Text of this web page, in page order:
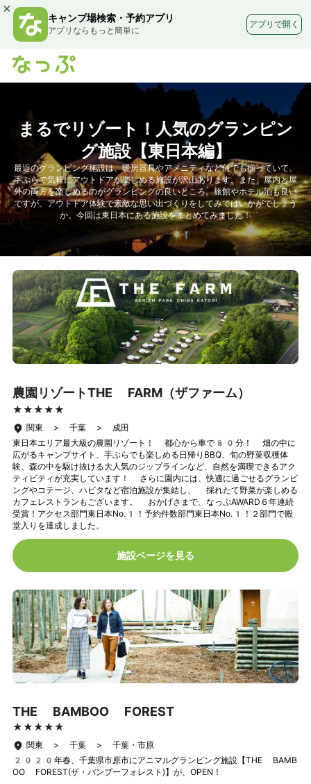
×
キャンプ場検索・予約アプリ
アプリならもっと簡単に
アプリで開く
まるでリゾート！人気のグランピン
グ施設【東日本編】
最近のグランピング施設は、暖房器具やアメニティなど何でも揃っていて、
手ぶらで気軽にアウトドアが楽しめる施設が沢山あります。また、屋内と屋
外の両方を楽しめるのがグランピングの良いところ。旅館やホテル泊も良い
ですが、アウトドア体験で素敵な思い出づくりをしてみてはいかがでしょう
か。今回は東日本にある施設をまとめてみました！
農園リゾートTHE FARM（ザファーム）
★★★★★
★★★★★
関東 > 千葉 > 成田
東日本エリア最大級の農園リゾート！ 都心から車で80分！ 畑の中に
広がるキャンプサイト、手ぶらでも楽しめる日帰りBBQ、旬の野菜収穫体
験、森の中を駆け抜ける大人気のジップラインなど、自然を満喫できるアク
ティビティが充実しています！ さらに園内には、快適に過ごせるグランピ
ングやコテージ、ハビタなど宿泊施設が集結し、 採れたて野菜が楽しめる
カフェレストランもございます。 おかげさまで、なっぷAWARD６年連続
受賞！アクセス部門東日本No.1！予約件数部門東日本No.1！２部門で殿
堂入りを達成しました。
施設ページを見る
THE BAMBOO FOREST
★★★★★
★★★★★
関東 > 千葉 > 千葉・市原
2020年春、千葉県市原市にアニマルグランピング施設【THE BAMB
OO FOREST(ザ・バンブーフォレスト)】が、OPEN！